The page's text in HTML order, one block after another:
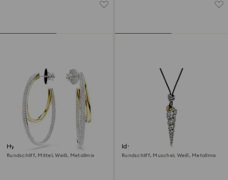
Hyperbola Kreolen
Rundschliff, Mittel, Weiß, Metallmix
Idyllia Anhänger
Rundschliff, Muschel, Weiß, Metallmix